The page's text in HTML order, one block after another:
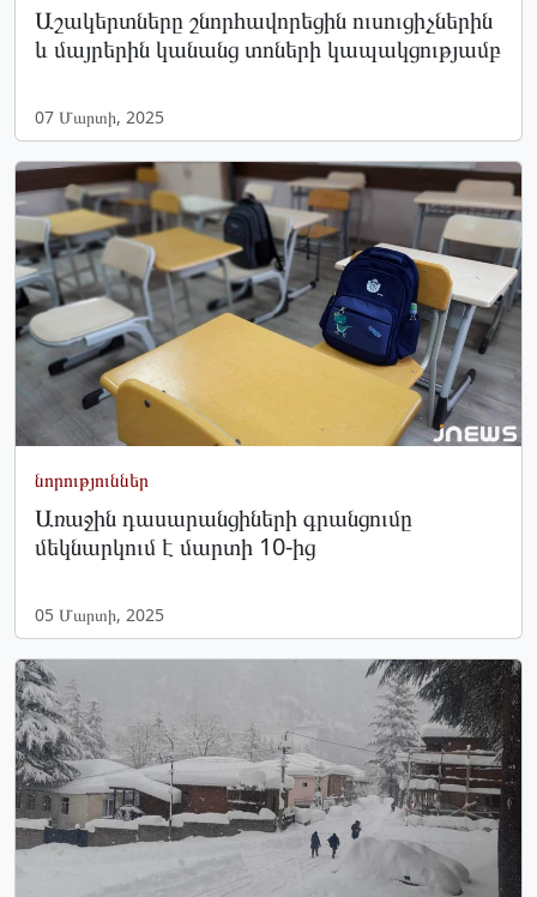
Աշակերտները շնորհավորեցին ուսուցիչներին
և մայրերին կանանց տոների կապակցությամբ
07 Մարտի, 2025
նորություններ
Առաջին դասարանցիների գրանցումը
մեկնարկում է մարտի 10-ից
05 Մարտի, 2025